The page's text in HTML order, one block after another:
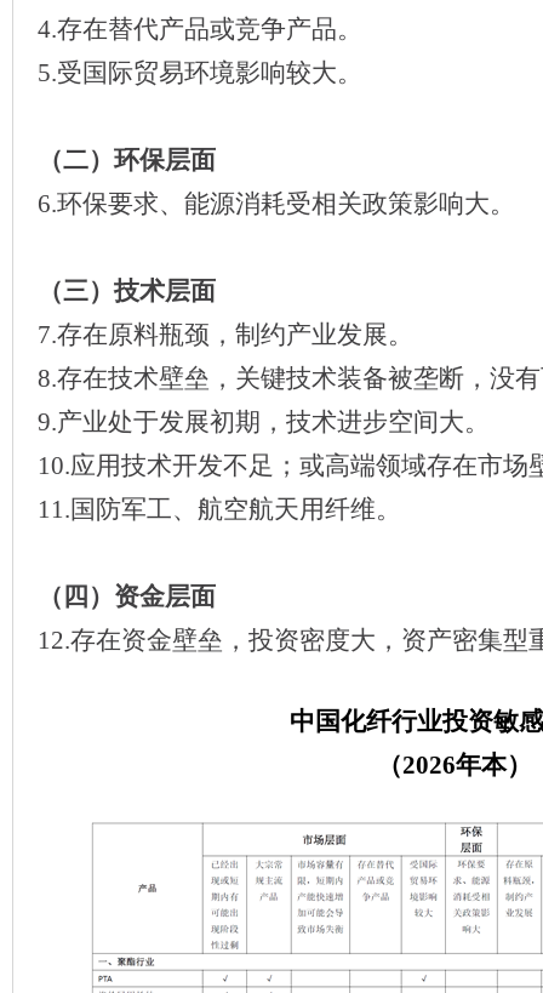
4.存在替代产品或竞争产品。
5.受国际贸易环境影响较大。
（二）环保层面
6.环保要求、能源消耗受相关政策影响大。
（三）技术层面
7.存在原料瓶颈，制约产业发展。
8.存在技术壁垒，关键技术装备被垄断，没
9.产业处于发展初期，技术进步空间大。
10.应用技术开发不足；或高端领域存在市场
11.国防军工、航空航天用纤维。
（四）资金层面
12.存在资金壁垒，投资密度大，资产密集型
中国化纤行业投资敏
（2026年本）